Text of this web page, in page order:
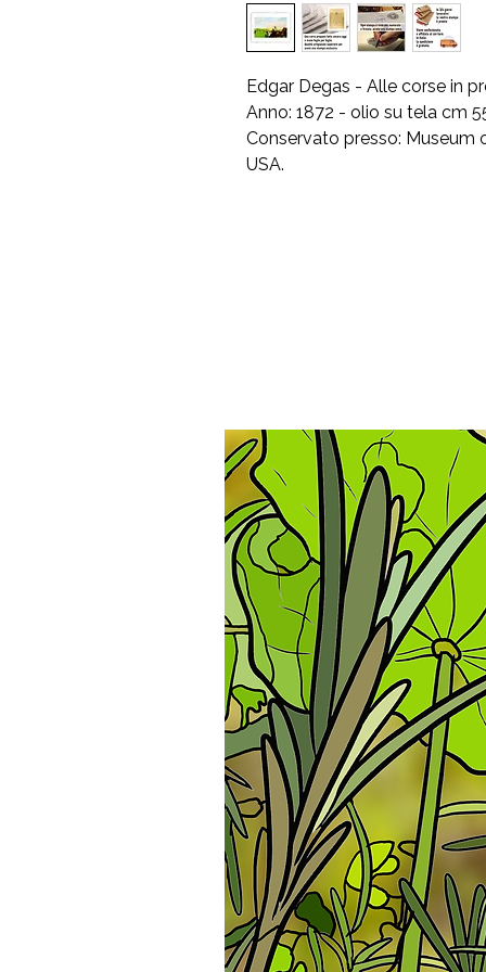
Edgar Degas - Alle corse in
Anno: 1872 - olio su tela cm
Conservato presso: Museum
USA.